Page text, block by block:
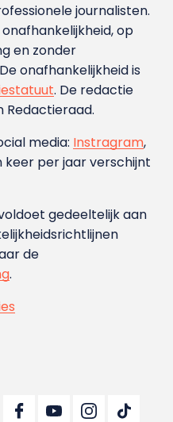
journalisten.
op
en zonder
onafhankelijkheid is
. De redactie
Redactieraad.
media: Instragram,
keer per jaar verschijnt
gedeeltelijk aan
de
.